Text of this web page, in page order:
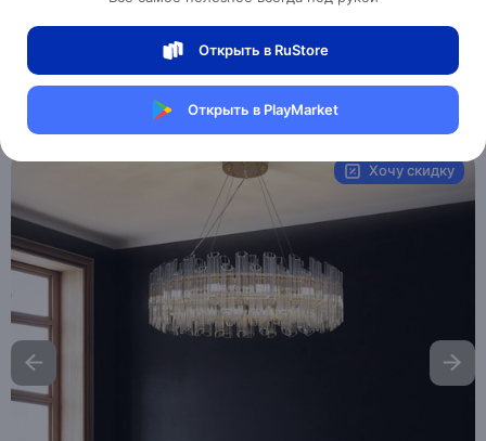
Открыть в RuStore
Открыть в PlayMarket
Магазин Table lamps
MAI_HE_MAI__ERDEN
Хочу скидку